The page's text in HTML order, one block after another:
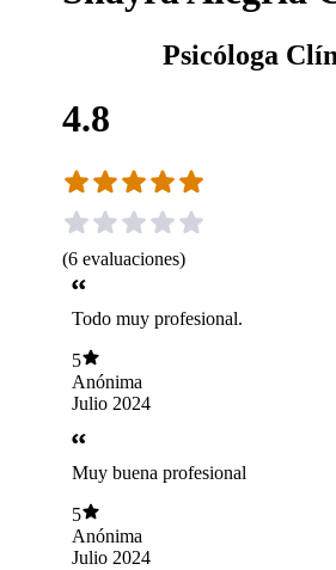
Psicóloga
4.8
(6 evaluaciones)
Todo muy profesional.
5
Anónima
Julio 2024
Muy buena profesional
5
Anónima
Julio 2024